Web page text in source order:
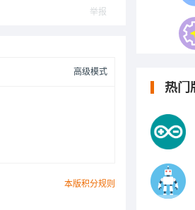
举报
高级模式
本版积分规则
热门